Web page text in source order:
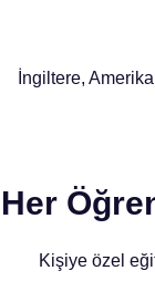
İngiltere,
Her
Kişiye özel